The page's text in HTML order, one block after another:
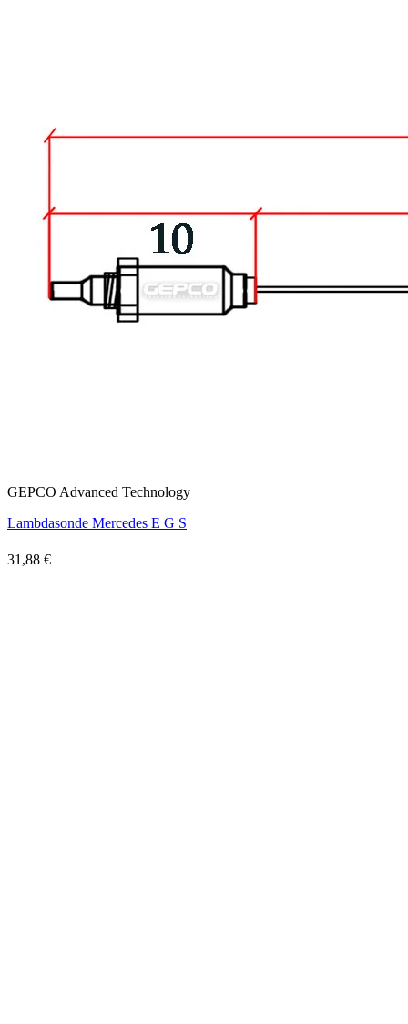
GEPCO Advanced Technology
Lambdasonde Mercedes E G S
31,88 €